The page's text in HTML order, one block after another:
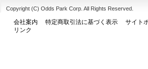
Copyright (C) Odds Park Corp. All Rights Reserved.
会社案内 特定商取引法に基づく表示 サイト
リンク